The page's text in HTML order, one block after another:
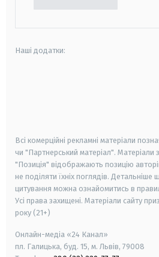
Наші додатки:
Всі комерційні рекламні матеріали
чи "Партнерський матеріал". Матеріали
"Позиція" відображають позицію
не поділяти їхніх поглядів.
цитування можна ознайомитись в
Усі права захищені. Матеріали сайту
року (21+)
Онлайн-медіа «24 Канал»
пл. Галицька, буд. 15, м. Львів, 79008